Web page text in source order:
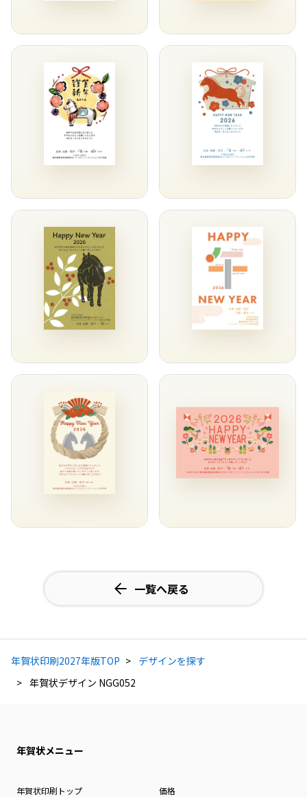
一覧へ戻る
年賀状印刷2027年版TOP
デザインを探す
年賀状デザイン NGG052
年賀状メニュー
年賀状印刷トップ 価格